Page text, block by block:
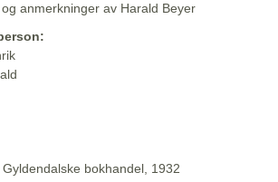
anmerkninger av Harald Beyer
bokhandel, 1932